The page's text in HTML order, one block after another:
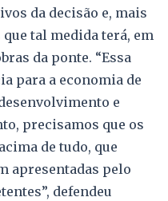
da decisão e, mais
tal medida terá, em
da ponte. “Essa
para a economia de
e
precisamos que os
de tudo, que
apresentadas pelo
defendeu